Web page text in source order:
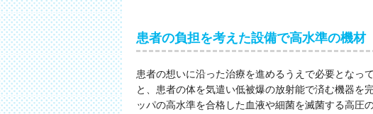
患者の負担を考えた設備で高水準の機材
患者の想いに沿った治療を進めるうえで必要となっ
と、患者の体を気遣い低被爆の放射能で済む機器を
ッパの高水準を合格した血液や細菌を滅菌する高圧